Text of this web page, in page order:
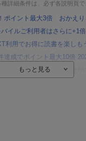
詳細条件は、必ず各説明頁で
ポイント最大3倍 おかえ
イルご利用者はさらに+1倍
利用でお得に読書を楽しも
達成でポイント最大10倍
成で楽天ブックス購入分が